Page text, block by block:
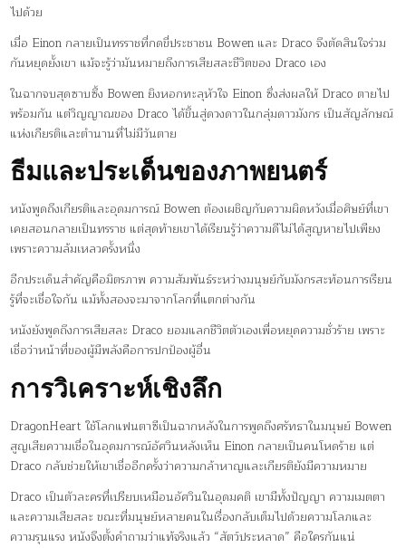
ไปด้วย
เมื่อ Einon กลายเป็นทรราชที่กดขี่ประชาชน Bowen และ Draco จึงตัดสินใจร่วม
กันหยุดยั้งเขา แม้จะรู้ว่ามันหมายถึงการเสียสละชีวิตของ Draco เอง
ในฉากจบสุดซาบซึ้ง Bowen ยิงหอกทะลุหัวใจ Einon ซึ่งส่งผลให้ Draco ตายไป
พร้อมกัน แต่วิญญาณของ Draco ได้ขึ้นสู่ดวงดาวในกลุ่มดาวมังกร เป็นสัญลักษณ์
แห่งเกียรติและตำนานที่ไม่มีวันตาย
ธีมและประเด็นของภาพยนตร์
หนังพูดถึงเกียรติและอุดมการณ์ Bowen ต้องเผชิญกับความผิดหวังเมื่อศิษย์ที่เขา
เคยสอนกลายเป็นทรราช แต่สุดท้ายเขาได้เรียนรู้ว่าความดีไม่ได้สูญหายไปเพียง
เพราะความล้มเหลวครั้งหนึ่ง
อีกประเด็นสำคัญคือมิตรภาพ ความสัมพันธ์ระหว่างมนุษย์กับมังกรสะท้อนการเรียน
รู้ที่จะเชื่อใจกัน แม้ทั้งสองจะมาจากโลกที่แตกต่างกัน
หนังยังพูดถึงการเสียสละ Draco ยอมแลกชีวิตตัวเองเพื่อหยุดความชั่วร้าย เพราะ
เชื่อว่าหน้าที่ของผู้มีพลังคือการปกป้องผู้อื่น
การวิเคราะห์เชิงลึก
DragonHeart ใช้โลกแฟนตาซีเป็นฉากหลังในการพูดถึงศรัทธาในมนุษย์ Bowen
สูญเสียความเชื่อในอุดมการณ์อัศวินหลังเห็น Einon กลายเป็นคนโหดร้าย แต่
Draco กลับช่วยให้เขาเชื่ออีกครั้งว่าความกล้าหาญและเกียรติยังมีความหมาย
Draco เป็นตัวละครที่เปรียบเหมือนอัศวินในอุดมคติ เขามีทั้งปัญญา ความเมตตา
และความเสียสละ ขณะที่มนุษย์หลายคนในเรื่องกลับเต็มไปด้วยความโลภและ
ความรุนแรง หนังจึงตั้งคำถามว่าแท้จริงแล้ว “สัตว์ประหลาด” คือใครกันแน่